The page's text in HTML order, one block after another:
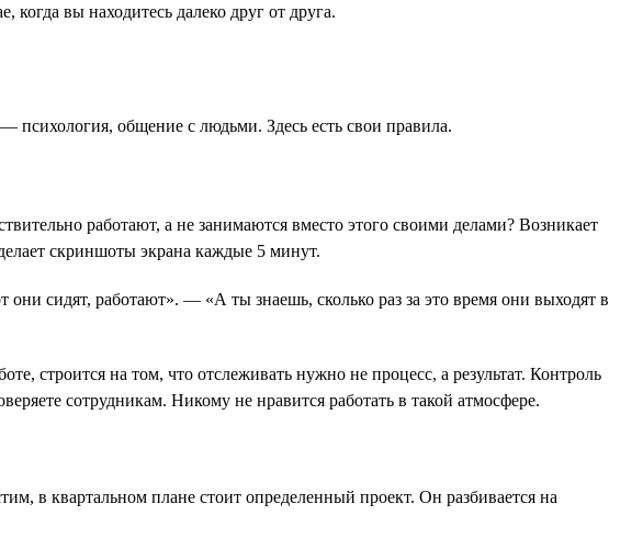
вы находитесь далеко друг от друга.
общение с людьми. Здесь есть свои правила.
работают, а не занимаются вместо этого своими делами? Возникает
скриншоты экрана каждые 5 минут.
сидят, работают». — «А ты знаешь, сколько раз за это время они выходят в
строится на том, что отслеживать нужно не процесс, а результат. Контроль
сотрудникам. Никому не нравится работать в такой атмосфере.
в квартальном плане стоит определенный проект. Он разбивается на